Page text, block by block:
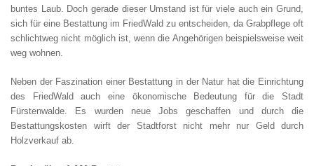
buntes Laub. Doch gerade dieser Umstand ist für viele auch ein Grund,
sich für eine Bestattung im FriedWald zu entscheiden, da Grabpflege oft
schlichtweg nicht möglich ist, wenn die Angehörigen beispielsweise weit
weg wohnen.
Neben der Faszination einer Bestattung in der Natur hat die Einrichtung
des FriedWald auch eine ökonomische Bedeutung für die Stadt
Fürstenwalde. Es wurden neue Jobs geschaffen und durch die
Bestattungskosten wirft der Stadtforst nicht mehr nur Geld durch
Holzverkauf ab.